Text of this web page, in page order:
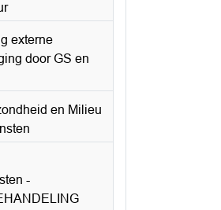
externe
door GS en
en Milieu
-